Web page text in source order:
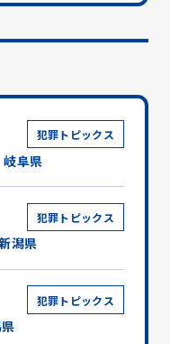
犯罪トピックス
阜県
犯罪トピックス
潟県
犯罪トピックス